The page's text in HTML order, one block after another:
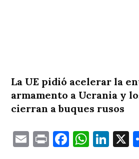
La UE pidió acelerar la
armamento a Ucrania y
cierran a buques rusos
EmailPrintFacebook